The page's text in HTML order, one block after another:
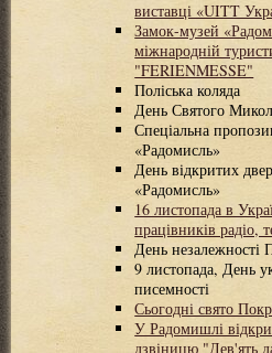
виставці «UITT
Замок-музей
міжнародній
"FERIENMESSE"
Поліська коляда
День Святого
Спеціальна
«Радомисль»
День відкритих
«Радомисль»
16 листопада в
працівників радіо,
День незалежності
9 листопада, День
писемності
Сьогодні свято
У Радомишлі
дзвіницю "Дев'ять